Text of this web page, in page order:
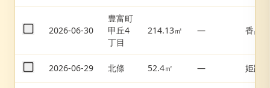
2026-06-30
豊富町
甲丘4
丁目
214.13㎡ — 香呂
2026-06-29 北條 52.4㎡ — 姫路